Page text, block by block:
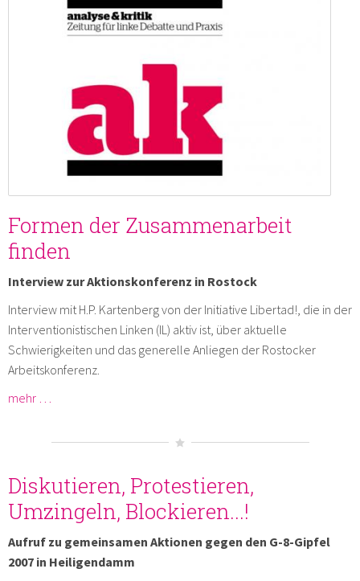
Formen der Zusammenarbeit
finden
Interview zur Aktionskonferenz in Rostock
Interview mit H.P. Kartenberg von der Initiative Libertad!, die in der
Interventionistischen Linken (IL) aktiv ist, über aktuelle
Schwierigkeiten und das generelle Anliegen der Rostocker
Arbeitskonferenz.
mehr …
Diskutieren, Protestieren,
Umzingeln, Blockieren...!
Aufruf zu gemeinsamen Aktionen gegen den G-8-Gipfel
2007 in Heiligendamm